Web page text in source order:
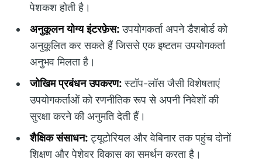
पेशकश होती है।
अनुकूलन योग्य इंटरफ़ेस:उपयोगकर्ता अपने डैशबोर्ड को
अनुकूलित कर सकते हैं जिससे एक इष्टतम उपयोगकर्ता
अनुभव मिलता है।
जोखिम प्रबंधन उपकरण:स्टॉप-लॉस जैसी विशेषताएं
उपयोगकर्ताओं को रणनीतिक रूप से अपनी निवेशों की
सुरक्षा करने की अनुमति देती हैं।
शैक्षिक संसाधन:ट्यूटोरियल और वेबिनार तक पहुंच दोनों
शिक्षण और पेशेवर विकास का समर्थन करता है।